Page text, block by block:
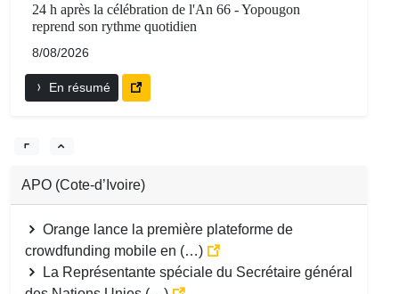
24 h après la célébration de l'An 66 - Yopougon
reprend son rythme quotidien
8/08/2026
En résumé
APO (Cote-d’Ivoire)
Orange lance la première plateforme de
crowdfunding mobile en (…)
La Représentante spéciale du Secrétaire général